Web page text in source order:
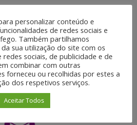
personalizar conteúdo e
de redes sociais e
Também partilhamos
sua utilização do site com os
sociais, de publicidade e de
combinar com outras
forneceu ou recolhidas por estes a
dos respetivos serviços.
Aceitar Todos